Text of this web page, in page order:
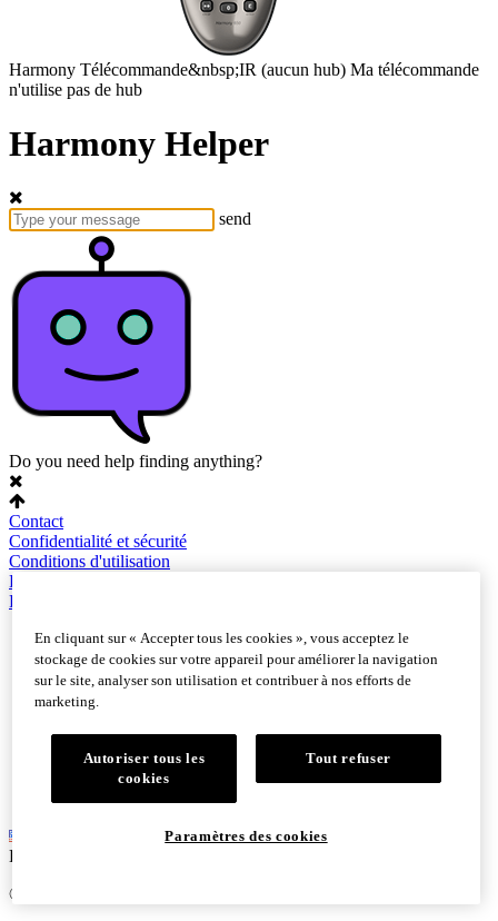
Harmony Télécommande&nbsp;IR (aucun hub) Ma télécommande
n'utilise pas de hub
Harmony Helper
send
Do you need help finding anything?
Contact
Confidentialité et sécurité
Conditions d'utilisation
Plan du site
Paramètres des cookies
English
©
En cliquant sur « Accepter tous les cookies », vous acceptez le
stockage de cookies sur votre appareil pour améliorer la navigation
sur le site, analyser son utilisation et contribuer à nos efforts de
marketing.
Autoriser tous les
cookies
Tout refuser
Paramètres des cookies